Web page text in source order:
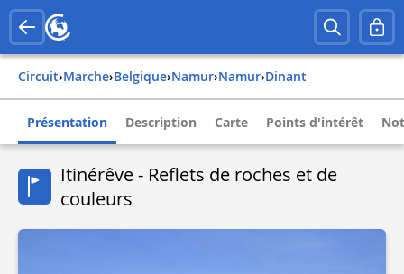
Circuit› Marche› belgique› namur› namur› dinant
Présentation Description Carte Points d'intérêt
Itinérêve - Reflets de roches et de
couleurs